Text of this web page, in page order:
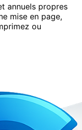
annuels propres
mise en page,
ou